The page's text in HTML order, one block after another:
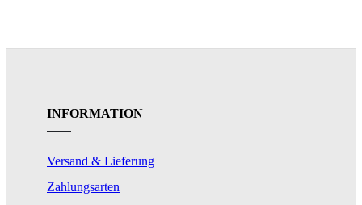
INFORMATION
Versand & Lieferung
Zahlungsarten